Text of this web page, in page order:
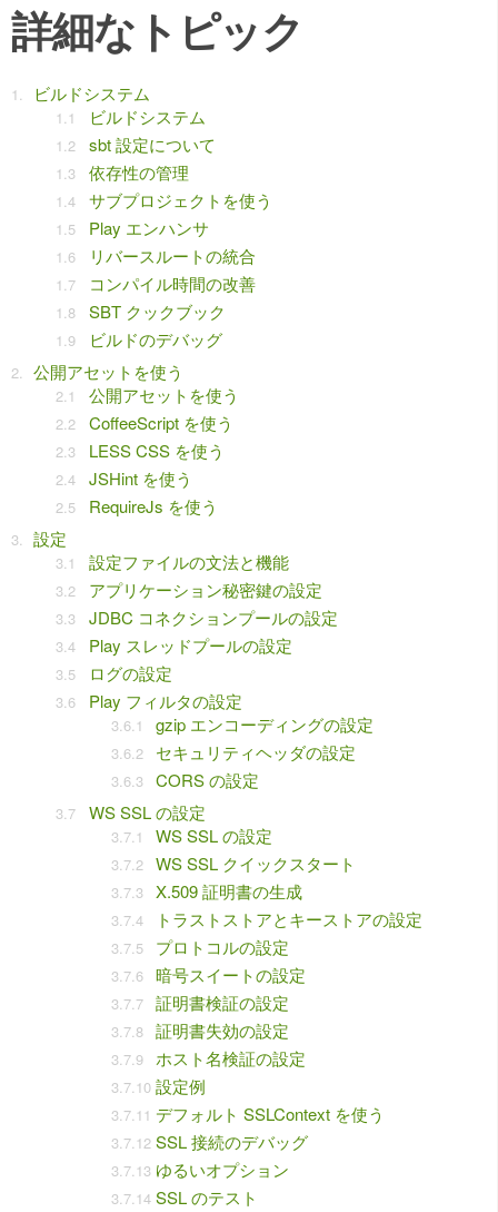
詳細なトピック
ビルドシステム
ビルドシステム
sbt 設定について
依存性の管理
サブプロジェクトを使う
Play エンハンサ
リバースルートの統合
コンパイル時間の改善
SBT クックブック
ビルドのデバッグ
公開アセットを使う
公開アセットを使う
CoffeeScript を使う
LESS CSS を使う
JSHint を使う
RequireJs を使う
設定
設定ファイルの文法と機能
アプリケーション秘密鍵の設定
JDBC コネクションプールの設定
Play スレッドプールの設定
ログの設定
Play フィルタの設定
gzip エンコーディングの設定
セキュリティヘッダの設定
CORS の設定
WS SSL の設定
WS SSL の設定
WS SSL クイックスタート
X.509 証明書の生成
トラストストアとキーストアの設定
プロトコルの設定
暗号スイートの設定
証明書検証の設定
証明書失効の設定
ホスト名検証の設定
設定例
デフォルト SSLContext を使う
SSL 接続のデバッグ
ゆるいオプション
SSL のテスト